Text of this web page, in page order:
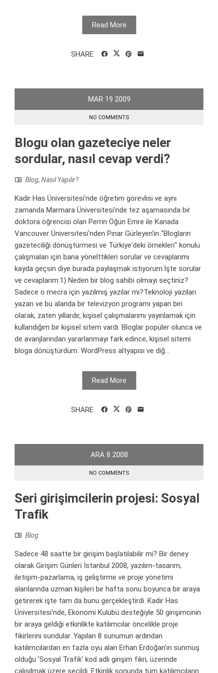
Read More
SHARE
MAR 19 2009
NO COMMENTS
Blogu olan gazeteciye neler
sordular, nasıl cevap verdi?
Blog, Nasıl Yapılır?
Kadir Has Üniversitesi'nde öğretim görevlisi ve aynı
zamanda Marmara Üniversitesi'nde tez aşamasında bir
doktora öğrencisi olan Perrin Öğün Emre ile Kanada
Vancouver Üniversitesi'nden Pınar Gürleyen'in "Blogların
gazeteciliği dönüştürmesi ve Türkiye'deki örnekleri" konulu
çalışmaları için bana yönelttikleri sorular ve cevaplarımı
kayda geçsin diye burada paylaşmak istiyorum.İşte sorular
ve cevaplarım:1) Neden bir blog sahibi olmayı seçtiniz?
Sadece o mecra için yazılmış yazılar mı?Teknoloji yazıları
yazan ve bu alanda bir televizyon programı yapan biri
olarak, zaten yıllardır, kişisel çalışmalarımı yayınlamak için
kullandığım bir kişisel sitem vardı. Bloglar popüler olunca ve
de avanjlarından yararlanmayı fark edince, kişisel sitemi
bloga dönüştürdüm. WordPress altyapısı ve diğ...
Read More
SHARE
ARA 8 2008
NO COMMENTS
Seri girişimcilerin projesi: Sosyal
Trafik
Blog
Sadece 48 saatte bir girişim başlatılabilir mi? Bir deney
olarak Girişim Günleri İstanbul 2008, yazılım-tasarım,
iletişim-pazarlama, iş geliştirme ve proje yönetimi
alanlarında uzman kişileri bir hafta sonu boyunca bir araya
getirerek işte tam da bunu gerçekleştirdi. Kadir Has
Üniversitesi'nde, Ekonomi Kulübü desteğiyle 50 girişimcinin
bir araya geldiği etkinlikte katılımcılar öncelikle proje
fikirlerini sundular. Yapılan 8 sunumun ardından
katılımcılardan en fazla oyu alan Erhan Erdoğan'ın sunmuş
olduğu 'Sosyal Trafik' kod adlı girişim fikri, üzerinde
çalışılmak üzere seçildi. Etkinlik sonunda tüm katılımcıların